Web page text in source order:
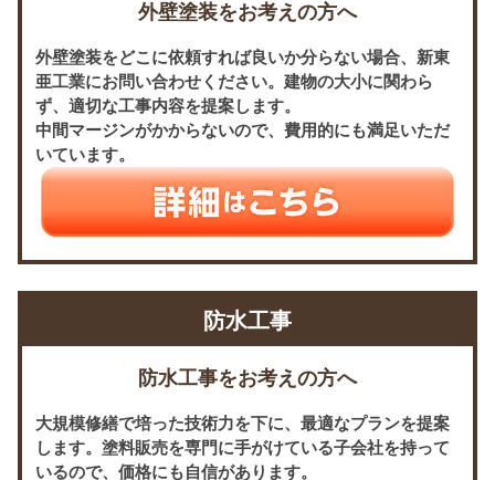
外壁塗装をお考えの方へ
外壁塗装をどこに依頼すれば良いか分らない場合、新東
亜工業にお問い合わせください。建物の大小に関わら
ず、適切な工事内容を提案します。
中間マージンがかからないので、費用的にも満足いただ
いています。
防水工事
防水工事をお考えの方へ
大規模修繕で培った技術力を下に、最適なプランを提案
します。塗料販売を専門に手がけている子会社を持って
いるので、価格にも自信があります。